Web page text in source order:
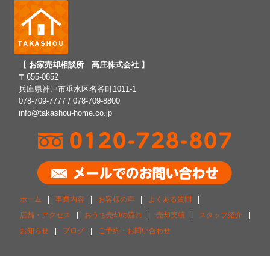
【 お家売却相談所 高庄株式会社 】
〒655-0852
兵庫県神戸市垂水区名谷町1011-1
078-709-7777 / 078-709-8800
info@takashou-home.co.jp
ホーム | 事業内容 | お客様の声 | よくある質問
|
店舗・アクセス
| おうち売却の流れ | 売却実績 | スタッフ紹介
|
お知らせ
| ブログ | ご予約・お問い合わせ